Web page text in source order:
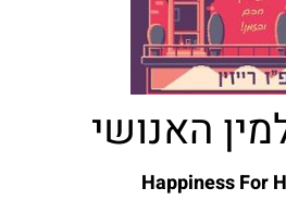
האנושי
Happiness For